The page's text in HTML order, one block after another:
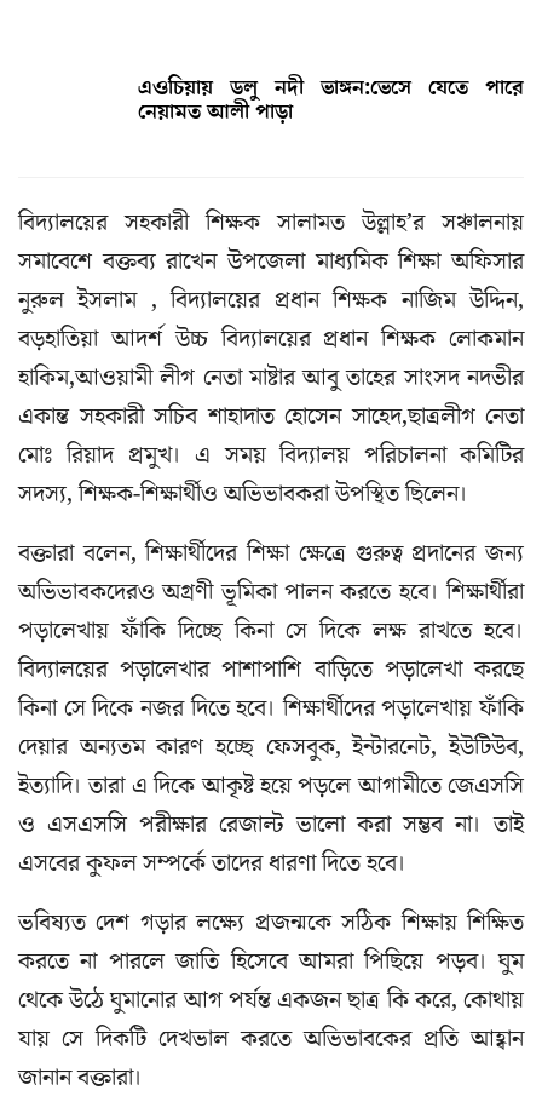
এওচিয়ায় ডলু নদী ভাঙ্গন:ভেসে যেতে পারে
নেয়ামত আলী পাড়া
বিদ্যালয়ের সহকারী শিক্ষক সালামত উল্লাহ’র সঞ্চালনায়
সমাবেশে বক্তব্য রাখেন উপজেলা মাধ্যমিক শিক্ষা অফিসার
নুরুল ইসলাম , বিদ্যালয়ের প্রধান শিক্ষক নাজিম উদ্দিন,
বড়হাতিয়া আদর্শ উচ্চ বিদ্যালয়ের প্রধান শিক্ষক লোকমান
হাকিম,আওয়ামী লীগ নেতা মাষ্টার আবু তাহের সাংসদ নদভীর
একান্ত সহকারী সচিব শাহাদাত হোসেন সাহেদ,ছাত্রলীগ নেতা
মোঃ রিয়াদ প্রমুখ। এ সময় বিদ্যালয় পরিচালনা কমিটির
সদস্য, শিক্ষক-শিক্ষার্থীও অভিভাবকরা উপস্থিত ছিলেন।
বক্তারা বলেন, শিক্ষার্থীদের শিক্ষা ক্ষেত্রে গুরুত্ব প্রদানের জন্য
অভিভাবকদেরও অগ্রণী ভূমিকা পালন করতে হবে। শিক্ষার্থীরা
পড়ালেখায় ফাঁকি দিচ্ছে কিনা সে দিকে লক্ষ রাখতে হবে।
বিদ্যালয়ের পড়ালেখার পাশাপাশি বাড়িতে পড়ালেখা করছে
কিনা সে দিকে নজর দিতে হবে। শিক্ষার্থীদের পড়ালেখায় ফাঁকি
দেয়ার অন্যতম কারণ হচ্ছে ফেসবুক, ইন্টারনেট, ইউটিউব,
ইত্যাদি। তারা এ দিকে আকৃষ্ট হয়ে পড়লে আগামীতে জেএসসি
ও এসএসসি পরীক্ষার রেজাল্ট ভালো করা সম্ভব না। তাই
এসবের কুফল সম্পর্কে তাদের ধারণা দিতে হবে।
ভবিষ্যত দেশ গড়ার লক্ষ্যে প্রজন্মকে সঠিক শিক্ষায় শিক্ষিত
করতে না পারলে জাতি হিসেবে আমরা পিছিয়ে পড়ব। ঘুম
থেকে উঠে ঘুমানোর আগ পর্যন্ত একজন ছাত্র কি করে, কোথায়
যায় সে দিকটি দেখভাল করতে অভিভাবকের প্রতি আহ্বান
জানান বক্তারা।